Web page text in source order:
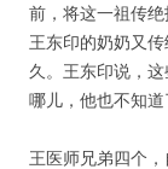
前，将这一祖传绝
王东印的奶奶又
久。王东印说，
哪儿，他也不知道
王医师兄弟四个